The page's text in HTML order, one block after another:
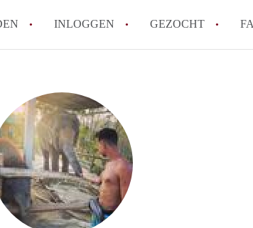
INLOGGEN GEZOCHT
How to translate KotGent!
Wat is KotGent?
Wat is de privacyverklaring van
Alle veelgestelde vragen